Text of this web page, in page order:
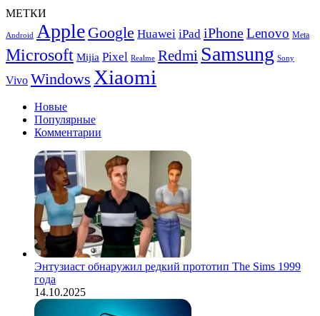
четверть
которых
Павел
МЕТКИ
Android Apple Google Huawei iPad iPhoneLenovo Meta
Microsoft Mijia Pixel Realme Redmi Samsung Sony
Vivo Windows Xiaomi
Новые
Популярные
Комментарии
Энтузиаст обнаружил редкий прототип The Sims 1999
года
14.10.2025